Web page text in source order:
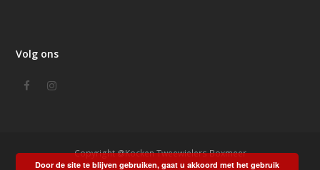
Volg ons
FacebookInstagram
Copyright @Kocken Tweewielers Boxmeer
Door de site te blijven gebruiken, gaat u akkoord met het gebruik